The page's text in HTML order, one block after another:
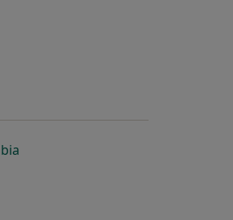
karcie
w nowej karcie
otwiera się w nowej karcie